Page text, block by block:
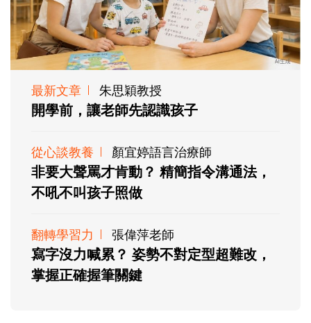
最新文章 朱思穎教授
開學前，讓老師先認識孩子
從心談教養 顏宜婷語言治療師
非要大聲罵才肯動？ 精簡指令溝通法，
不吼不叫孩子照做
翻轉學習力 張偉萍老師
寫字沒力喊累？ 姿勢不對定型超難改，
掌握正確握筆關鍵